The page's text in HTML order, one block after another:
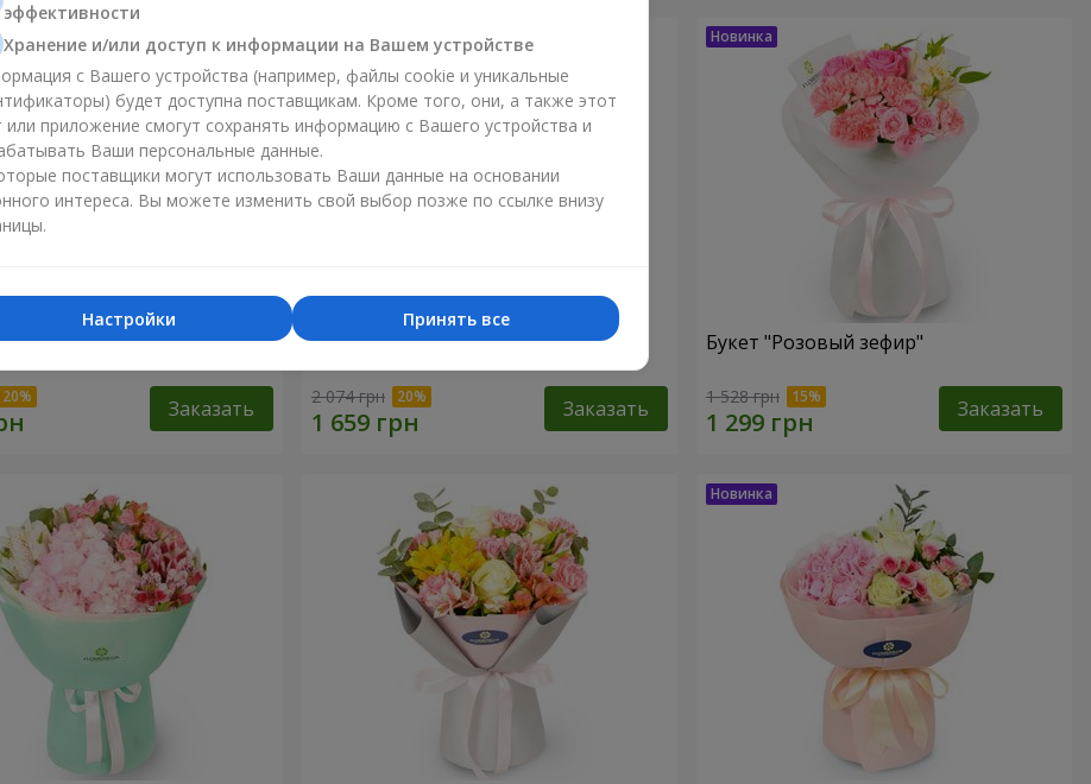
Заказать
Букет "Светлана"
2 074 грн Заказать
Букет "Розовый зефир"
1 528 грн Заказать
эффективности
Хранение и/или доступ к информации на Вашем устройстве
с Вашего устройства (например, файлы cookie и уникальные
будет доступна поставщикам. Кроме того, они, а также этот
или приложение смогут сохранять информацию с Вашего устройства и
Ваши персональные данные.
поставщики могут использовать Ваши данные на основании
интереса. Вы можете изменить свой выбор позже по ссылке внизу
Принять все
Настройки